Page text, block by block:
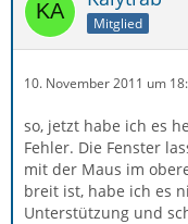
Mitglied
10. November 2011 um
so, jetzt habe ich es
Fehler. Die Fenster
mit der Maus im
breit ist, habe ich es
Unterstützung und